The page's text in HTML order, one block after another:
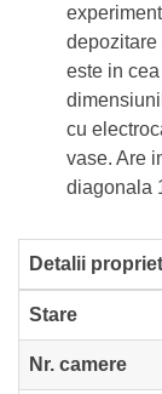
depozitare
este in
cu
vase. Are
diagonala
Detalii
Stare
Nr. camere